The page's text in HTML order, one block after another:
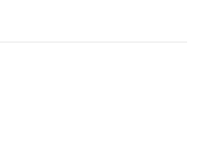
รวบรวมข้อมูลสินค้าและราคา
ตอร์ ให้ผู้อ่านที่สนใจได้เลือก และ